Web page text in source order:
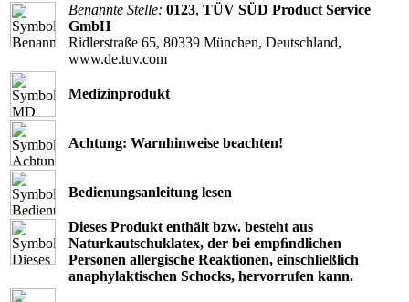
Benannte Stelle: 0123, TÜV SÜD Product Service
GmbH
Ridlerstraße 65, 80339 München, Deutschland,
www.de.tuv.com
Medizinprodukt
Achtung: Warnhinweise beachten!
Bedienungsanleitung lesen
Dieses Produkt enthält bzw. besteht aus
Naturkautschuklatex, der bei empﬁndlichen
Personen allergische Reaktionen, einschließlich
anaphylaktischen Schocks, hervorrufen kann.